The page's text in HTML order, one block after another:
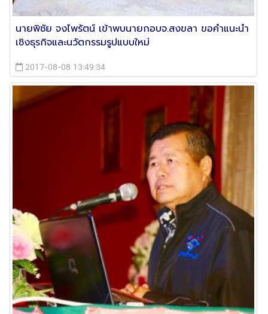
นายพิชัย จงไพรัตน์ เข้าพบนายกอบจ.สงขลา ขอคำแนะนำ
เชิงธุรกิจและนวัตกรรมรูปแบบใหม่
2017-08-08 13:49:34